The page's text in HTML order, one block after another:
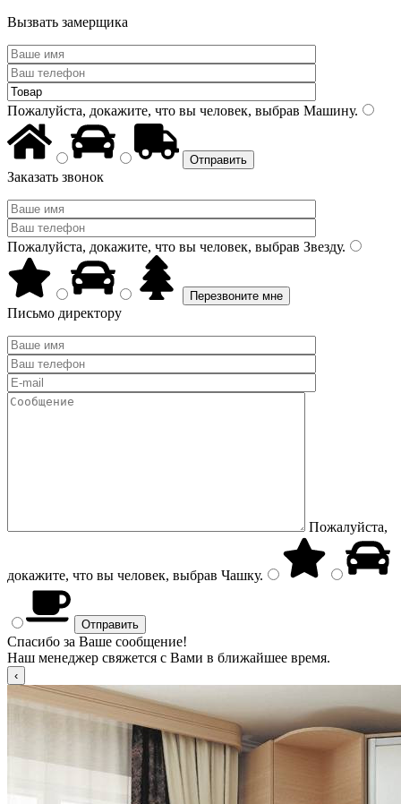
Вызвать замерщика
Пожалуйста, докажите, что вы человек, выбрав Машину.
Заказать звонок
Пожалуйста, докажите, что вы человек, выбрав Звезду.
Письмо директору
Пожалуйста,
докажите, что вы человек, выбрав Чашку.
Спасибо за Ваше сообщение!
Наш менеджер свяжется с Вами в ближайшее время.